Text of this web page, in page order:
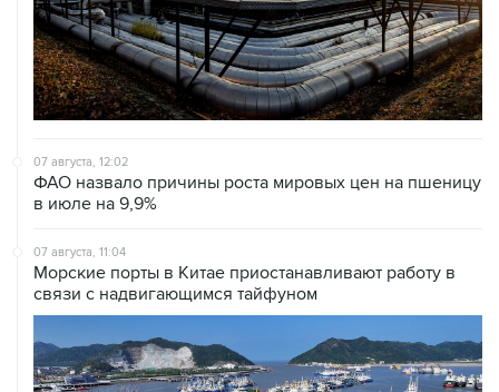
07 августа, 12:02
ФАО назвало причины роста мировых цен на пшеницу
в июле на 9,9%
07 августа, 11:04
Морские порты в Китае приостанавливают работу в
связи с надвигающимся тайфуном